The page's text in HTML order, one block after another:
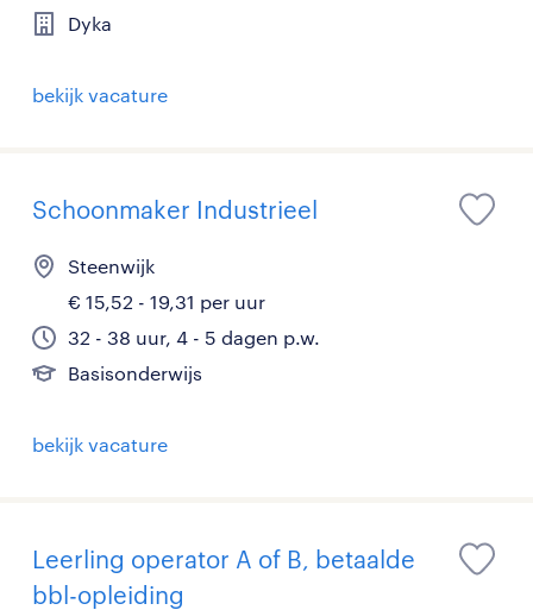
Dyka
bekijk vacature
Schoonmaker Industrieel
Steenwijk
€ 15,52 - 19,31 per uur
32 - 38 uur, 4 - 5 dagen p.w.
Basisonderwijs
bekijk vacature
Leerling operator A of B, betaalde
bbl-opleiding